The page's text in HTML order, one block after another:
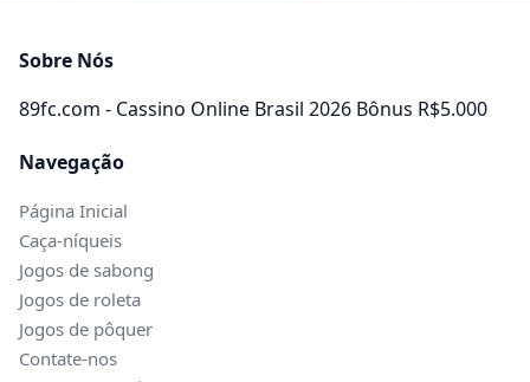
Sobre Nós
89fc.com - Cassino Online Brasil 2026 Bônus R$5.000
Navegação
Página Inicial
Caça-níqueis
Jogos de sabong
Jogos de roleta
Jogos de pôquer
Contate-nos